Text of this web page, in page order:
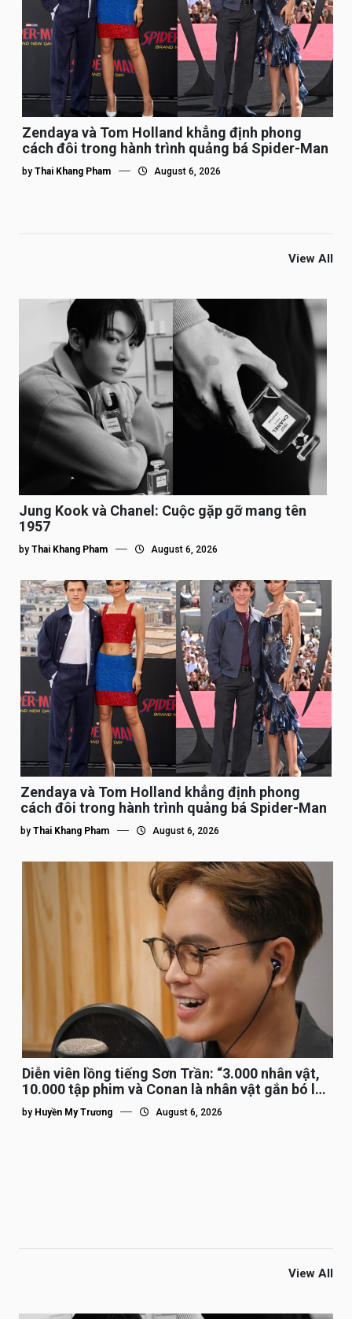
Zendaya và Tom Holland khẳng định phong
cách đôi trong hành trình quảng bá Spider-Man
by Thai Khang Pham August 6, 2026
View All
Jung Kook và Chanel: Cuộc gặp gỡ mang tên
1957
by Thai Khang Pham August 6, 2026
Zendaya và Tom Holland khẳng định phong
cách đôi trong hành trình quảng bá Spider-Man
by Thai Khang Pham August 6, 2026
Diễn viên lồng tiếng Sơn Trần: “3.000 nhân vật,
10.000 tập phim và Conan là nhân vật gắn bó lâu
nhất”
by Huyền My Trương August 6, 2026
View All